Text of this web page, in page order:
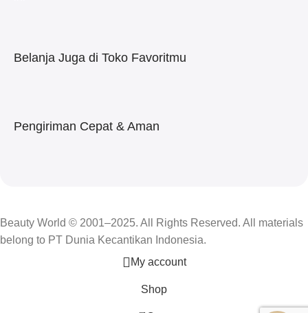
Belanja Juga di Toko Favoritmu
Pengiriman Cepat & Aman
Beauty World © 2001–2025. All Rights Reserved. All materials
belong to PT Dunia Kecantikan Indonesia.
My account
Shop